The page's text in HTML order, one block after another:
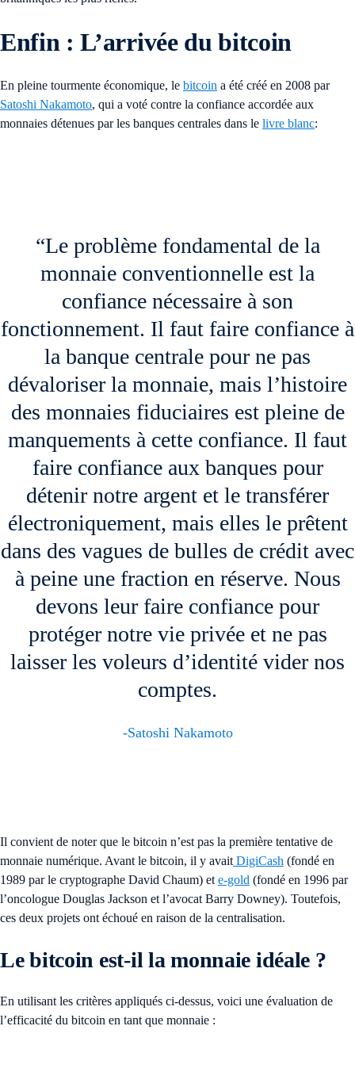
Enfin : L’arrivée du bitcoin
En pleine tourmente économique, le bitcoin a été créé en 2008 par
Satoshi Nakamoto, qui a voté contre la confiance accordée aux
monnaies détenues par les banques centrales dans le livre blanc:
“Le problème fondamental de la
monnaie conventionnelle est la
confiance nécessaire à son
fonctionnement. Il faut faire confiance à
la banque centrale pour ne pas
dévaloriser la monnaie, mais l’histoire
des monnaies fiduciaires est pleine de
manquements à cette confiance. Il faut
faire confiance aux banques pour
détenir notre argent et le transférer
électroniquement, mais elles le prêtent
dans des vagues de bulles de crédit avec
à peine une fraction en réserve. Nous
devons leur faire confiance pour
protéger notre vie privée et ne pas
laisser les voleurs d’identité vider nos
comptes.
-Satoshi Nakamoto
Il convient de noter que le bitcoin n’est pas la première tentative de
monnaie numérique. Avant le bitcoin, il y avait DigiCash (fondé en
1989 par le cryptographe David Chaum) et e-gold (fondé en 1996 par
l’oncologue Douglas Jackson et l’avocat Barry Downey). Toutefois,
ces deux projets ont échoué en raison de la centralisation.
Le bitcoin est-il la monnaie idéale ?
En utilisant les critères appliqués ci-dessus, voici une évaluation de
l’efficacité du bitcoin en tant que monnaie :